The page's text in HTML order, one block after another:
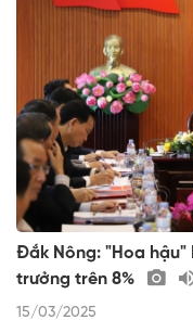
Đắk Nông: "Hoa hậu"
trưởng trên 8%
15/03/2025